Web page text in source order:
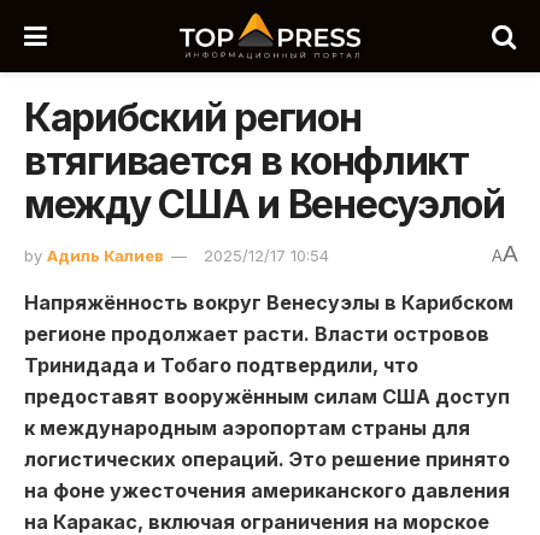
Карибский регион
втягивается в конфликт
между США и Венесуэлой
by Адиль Калиев 2025/12/17 10:54 AA
Напряжённость вокруг Венесуэлы в Карибском
регионе продолжает расти. Власти островов
Тринидада и Тобаго подтвердили, что
предоставят вооружённым силам США доступ
к международным аэропортам страны для
логистических операций. Это решение принято
на фоне ужесточения американского давления
на Каракас, включая ограничения на морское